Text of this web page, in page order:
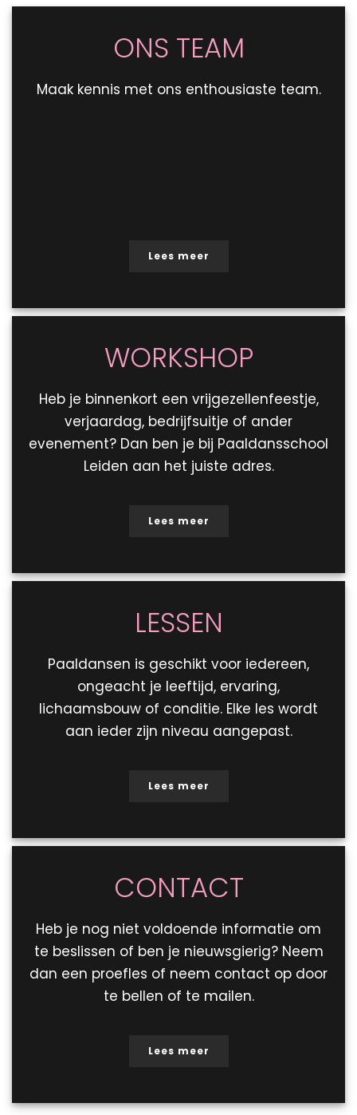
ONS TEAM
Maak kennis met ons enthousiaste team.
Lees meer
WORKSHOP
Heb je binnenkort een vrijgezellenfeestje,
verjaardag, bedrijfsuitje of ander
evenement? Dan ben je bij Paaldansschool
Leiden aan het juiste adres.
Lees meer
LESSEN
Paaldansen is geschikt voor iedereen,
ongeacht je leeftijd, ervaring,
lichaamsbouw of conditie. Elke les wordt
aan ieder zijn niveau aangepast.
Lees meer
CONTACT
Heb je nog niet voldoende informatie om
te beslissen of ben je nieuwsgierig? Neem
dan een proefles of neem contact op door
te bellen of te mailen.
Lees meer